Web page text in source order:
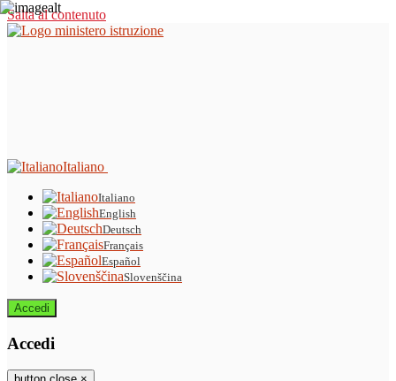
Salta al contenuto
Italiano
Italiano
English
Deutsch
Français
Español
Slovenščina
Accedi
Accedi